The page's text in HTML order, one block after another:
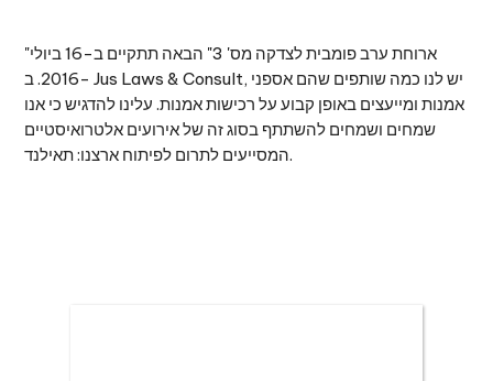
"ארוחת ערב פומבית לצדקה מס' 3" הבאה תתקיים ב-16 ביולי
2016. ב- Jus Laws & Consult, יש לנו כמה שותפים שהם אספני
אמנות ומייעצים באופן קבוע על רכישות אמנות. עלינו להדגיש כי אנו
שמחים ושמחים להשתתף בסוג זה של אירועים אלטרואיסטיים
המסייעים לתרום לפיתוח ארצנו: תאילנד.